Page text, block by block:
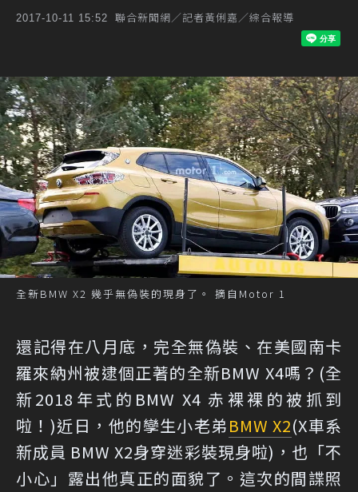
2017-10-11 15:52 聯合新聞網／記者黃俐嘉／綜合報導
全新BMW X2 幾乎無偽裝的現身了。 摘自Motor 1
還記得在八月底，完全無偽裝、在美國南卡
羅來納州被逮個正著的全新BMW X4嗎？(全
新2018年式的BMW X4 赤裸裸的被抓到
啦！ )近日，他的孿生小老弟BMW X2(X車系
新成員 BMW X2身穿迷彩裝現身啦)，也「不
小心」露出他真正的面貌了。這次的間諜照